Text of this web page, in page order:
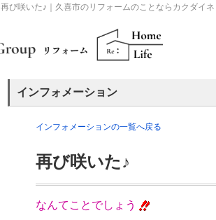
再び咲いた♪｜久喜市のリフォームのことならカクダイ
インフォメーション
インフォメーションの一覧へ戻る
再び咲いた♪
なんてことでしょう